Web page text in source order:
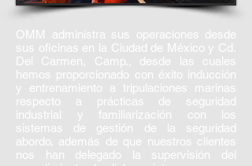
OMM administra sus operaciones desde
sus oficinas en la Ciudad de México y Cd.
Del Carmen, Camp., desde las cuales
hemos proporcionado con éxito inducción
y entrenamiento a tripulaciones marinas
respecto a prácticas de seguridad
industrial y familiarización con los
sistemas de gestión de la seguridad
abordo, además de que nuestros clientes
nos han delegado la supervisión del